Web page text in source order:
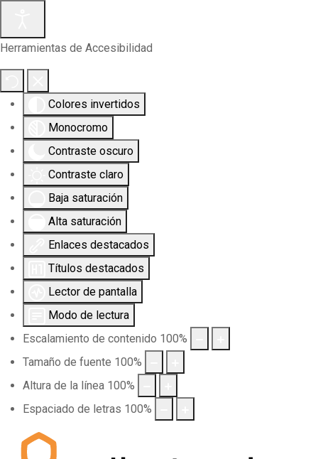
Herramientas de Accesibilidad
Colores invertidos
Monocromo
Contraste oscuro
Contraste claro
Baja saturación
Alta saturación
Enlaces destacados
Títulos destacados
Lector de pantalla
Modo de lectura
Escalamiento de contenido 100%
Tamaño de fuente 100%
Altura de la línea 100%
Espaciado de letras 100%